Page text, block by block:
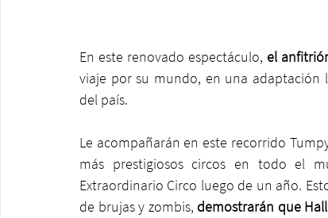
En este renovado espectáculo, el
viaje por su mundo, en una adaptación
del país.
Le acompañarán en este recorrido
más prestigiosos circos en todo el
Extraordinario Circo luego de un año.
de brujas y zombis, demostrarán que